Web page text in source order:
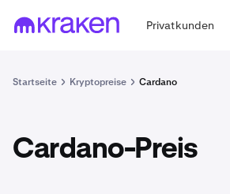
Privatkunden
Startseite Kryptopreise Cardano
Cardano-Preis